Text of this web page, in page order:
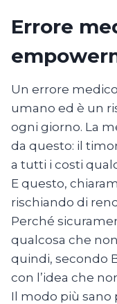
Errore
Un errore
umano ed è un
ogni giorno. La
da questo: il
a tutti i costi
E questo,
rischiando di
Perché
qualcosa che
quindi, secondo
con l’idea che
Il modo più sano